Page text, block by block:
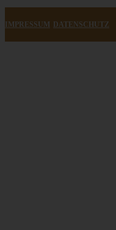
IMPRESSUM DATENSCHUTZ